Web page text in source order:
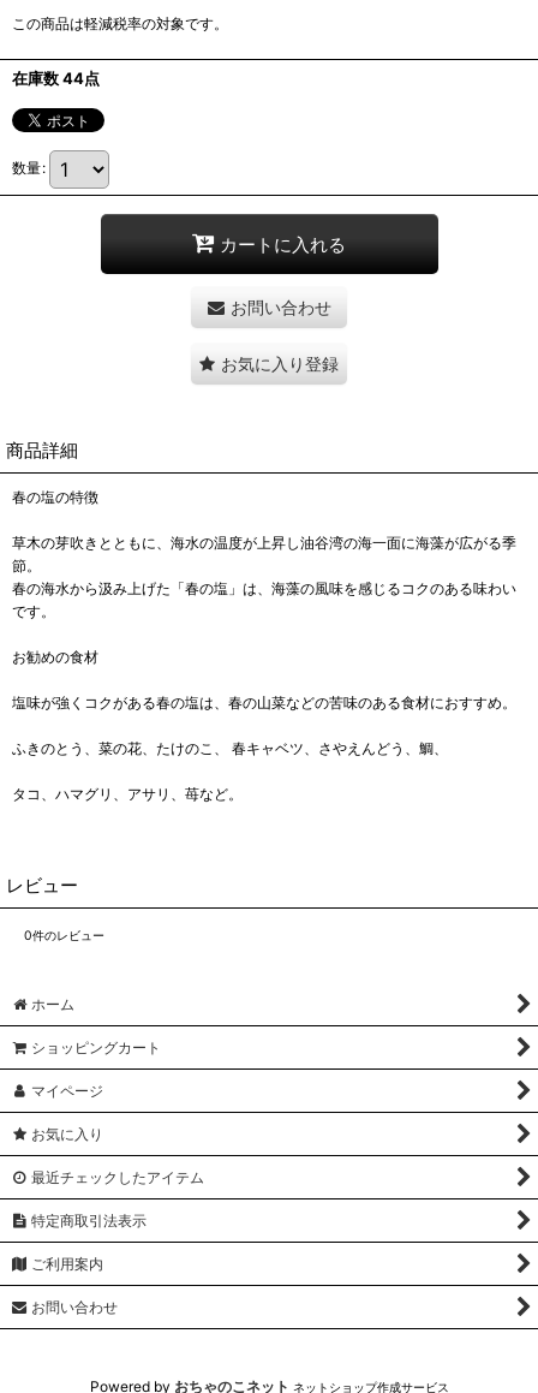
この商品は軽減税率の対象です。
在庫数 44点
数量:
カートに入れる
お問い合わせ
お気に入り登録
商品詳細
春の塩の特徴
草木の芽吹きとともに、海水の温度が上昇し油谷湾の海一面に海藻が広がる季
節。
春の海水から汲み上げた「春の塩」は、海藻の風味を感じるコクのある味わい
です。
お勧めの食材
塩味が強くコクがある春の塩は、春の山菜などの苦味のある食材におすすめ。
ふきのとう、菜の花、たけのこ、 春キャベツ、さやえんどう、鯛、
タコ、ハマグリ、アサリ、苺など。
レビュー
0件のレビュー
ホーム
ショッピングカート
マイページ
お気に入り
最近チェックしたアイテム
特定商取引法表示
ご利用案内
お問い合わせ
Powered by おちゃのこネット ネットショップ作成サービス